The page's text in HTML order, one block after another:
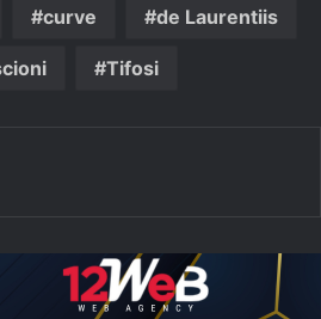
curve de Laurentiis
Tifosi